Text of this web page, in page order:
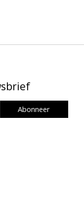
Abonneer